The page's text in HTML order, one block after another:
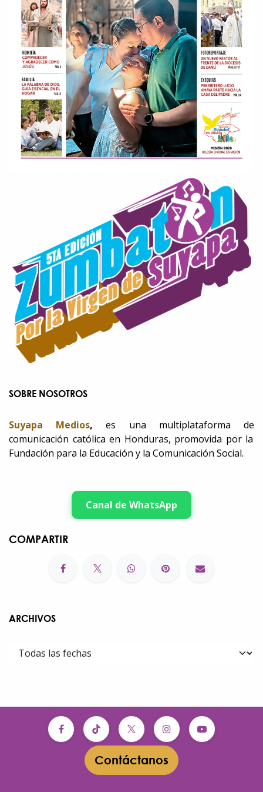
SOBRE NOSOTROS
Suyapa Medios, es una multiplataforma de
comunicación católica en Honduras, promovida por la
Fundación para la Educación y la Comunicación Social.
Canal de WhatsApp
COMPARTIR
ARCHIVOS
Contáctanos​​